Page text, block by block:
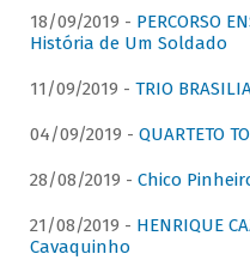
18/09/2019 - PERCORSO
História de Um Soldado
11/09/2019 - TRIO
04/09/2019 - QUARTETO
28/08/2019 - Chico
21/08/2019 - HENRIQUE
Cavaquinho